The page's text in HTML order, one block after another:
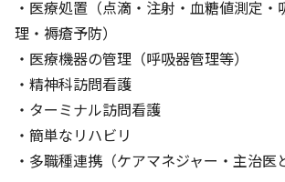
・医療処置（点滴・注射・血糖値測定・
理・褥瘡予防）
・医療機器の管理（呼吸器管理等）
・精神科訪問看護
・ターミナル訪問看護
・簡単なリハビリ
・多職種連携（ケアマネジャー・主治医